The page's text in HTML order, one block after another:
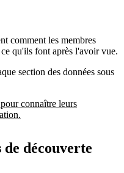
comment les membres
qu'ils font après l'avoir vue.
section des données sous
connaître leurs
découverte